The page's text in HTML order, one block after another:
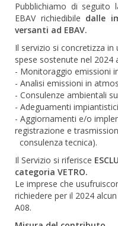
Pubblichiamo di seguito
EBAV richiedibile dalle
versanti ad EBAV.
Il servizio si concretizza in
spese sostenute nel 2024
- Monitoraggio emissioni
- Analisi emissioni in
- Consulenze ambientali
- Adeguamenti
- Aggiornamenti e/o
registrazione e
consulenza tecnica).
Il Servizio si riferisce
categoria VETRO.
Le imprese che
richiedere per il 2024
A08.